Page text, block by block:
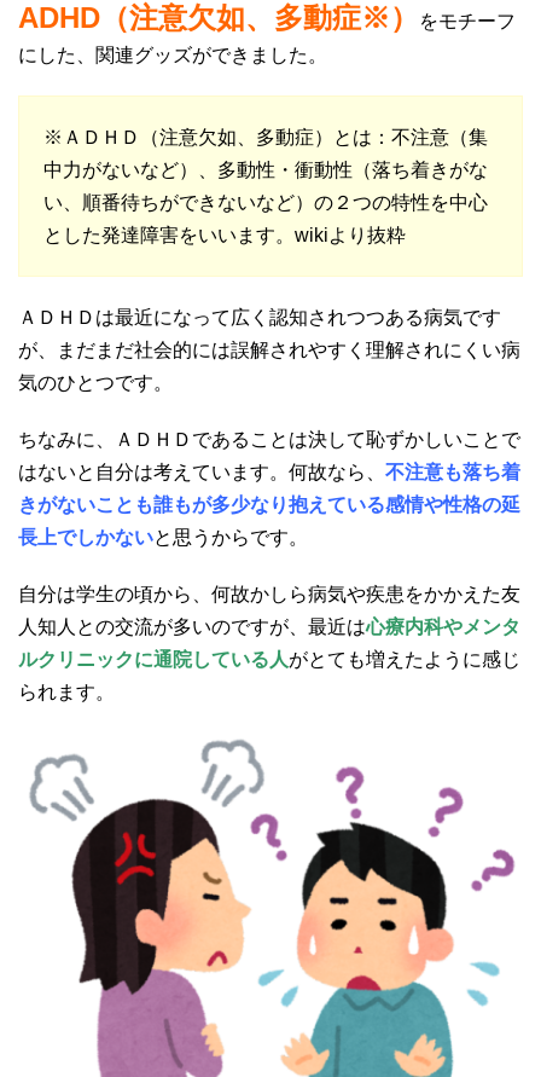
ADHD（注意欠如、多動症※）
をモチーフ
にした、関連グッズができました。
※ＡＤＨＤ（注意欠如、多動症）とは：不注意（集
中力がないなど）、多動性・衝動性（落ち着きがな
い、順番待ちができないなど）の２つの特性を中心
とした発達障害をいいます。wikiより抜粋
ＡＤＨＤは最近になって広く認知されつつある病気です
が、まだまだ社会的には誤解されやすく理解されにくい病
気のひとつです。
ちなみに、ＡＤＨＤであることは決して恥ずかしいことで
はないと自分は考えています。何故なら、 不注意も落ち着
きがないことも誰もが多少なり抱えている感情や性格の延
長上でしかないと思うからです。
自分は学生の頃から、何故かしら病気や疾患をかかえた友
人知人との交流が多いのですが、最近は心療内科やメンタ
ルクリニックに通院している人がとても増えたように感じ
られます。